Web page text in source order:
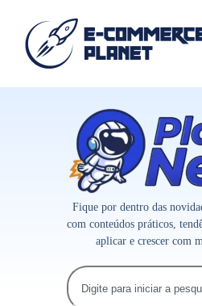
Fique por dentro das
com conteúdos práticos,
aplicar e crescer com